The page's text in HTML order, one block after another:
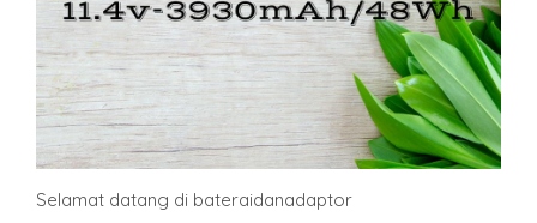
Selamat datang di bateraidanadaptor